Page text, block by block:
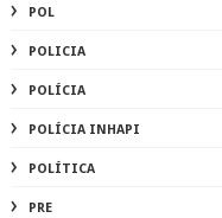
POL
POLICIA
POLÍCIA
POLÍCIA INHAPI
POLÍTICA
PRE